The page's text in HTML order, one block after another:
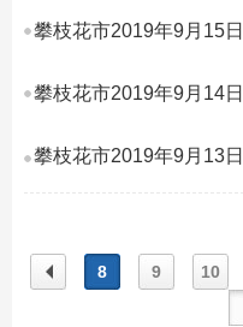
8 9 10